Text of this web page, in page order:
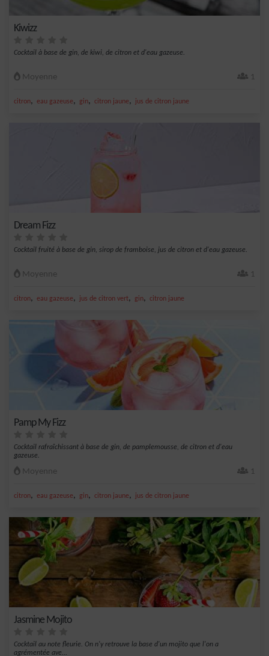
Kiwizz
Cocktail à base de gin, de kiwi, de citron et d'eau gazeuse.
Moyenne 1
citron, eau gazeuse, gin, citron jaune, jus de citron jaune
Dream Fizz
Cocktail fruité à base de gin, sirop de framboise, jus de citron et d'eau gazeuse.
Moyenne 1
citron, eau gazeuse, jus de citron vert, gin, citron jaune
Pamp My Fizz
Cocktail rafraîchissant à base de gin, de pamplemousse, de citron et d'eau
gazeuse.
Moyenne 1
citron, eau gazeuse, gin, citron jaune, jus de citron jaune
Jasmine Mojito
Cocktail au note fleurie. On n'y retrouve la base d'un mojito que l'on a
agrémentée ave...